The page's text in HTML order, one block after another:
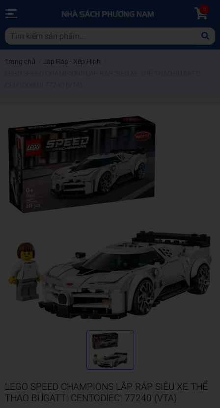
0
Trang chủ Lắp Ráp - Xếp Hình
LEGO SPEED CHAMPIONS LẮP RÁP SIÊU XE THỂ
THAO BUGATTI CENTODIECI 77240 (VTA)